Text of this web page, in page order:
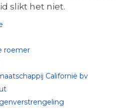
slikt het niet.
roemer
Californië bv